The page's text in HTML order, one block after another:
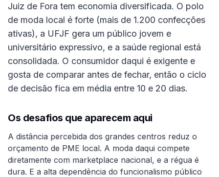
Juiz de Fora tem economia diversificada. O polo
de moda local é forte (mais de 1.200 confecções
ativas), a UFJF gera um público jovem e
universitário expressivo, e a saúde regional está
consolidada. O consumidor daqui é exigente e
gosta de comparar antes de fechar, então o ciclo
de decisão fica em média entre 10 e 20 dias.
Os desafios que aparecem aqui
A distância percebida dos grandes centros reduz o
orçamento de PME local. A moda daqui compete
diretamente com marketplace nacional, e a régua é
dura. E a alta dependência do funcionalismo público